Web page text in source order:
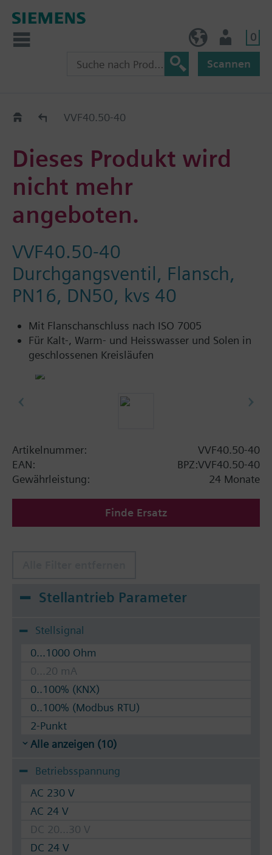
0
Scannen
Austauschhilfe
VVF40.50-40
Dieses Produkt wird
nicht mehr
angeboten.
VVF40.50-40
Durchgangsventil, Flansch,
PN16, DN50, kvs 40
Mit Flanschanschluss nach ISO 7005
Für Kalt-, Warm- und Heisswasser und Solen in
geschlossenen Kreisläufen
Artikelnummer:
VVF40.50-40
EAN:
BPZ:VVF40.50-40
Gewährleistung:
24 Monate
Finde Ersatz
Stellantrieb Parameter
Stellsignal
0...1000 Ohm
0...20 mA
0..100% (KNX)
0..100% (Modbus RTU)
2-Punkt
Alle anzeigen (10)
Betriebsspannung
AC 230 V
AC 24 V
DC 20...30 V
DC 24 V